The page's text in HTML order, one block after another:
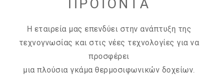
ΠΡΟΪΟΝΤΑ
Η εταιρεία μας επενδύει στην ανάπτυξη της
τεχνογνωσίας και στις νέες τεχνολογίες για να
προσφέρει
μια πλούσια γκάμα θερμοσιφωνικών δοχείων.